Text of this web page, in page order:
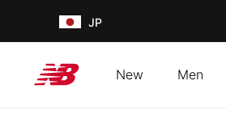
JP
New Men